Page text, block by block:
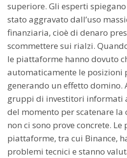
superiore. Gli esperti
stato aggravato dall’uso
finanziaria, cioè di denaro
scommettere sui rialzi.
le piattaforme hanno dovuto
automaticamente le posizioni
generando un effetto domino.
gruppi di investitori informati
del momento per scatenare la
non ci sono prove concrete.
piattaforme, tra cui Binance,
problemi tecnici e stanno